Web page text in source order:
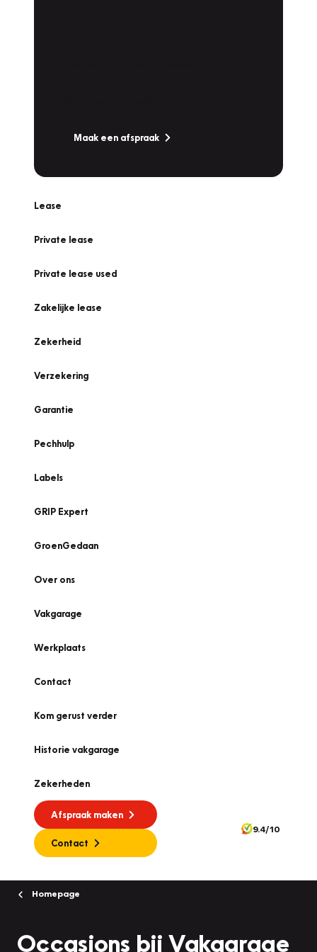
Maak een afspraak
Lease
Private lease
Private lease used
Zakelijke lease
Zekerheid
Verzekering
Garantie
Pechhulp
Labels
GRIP Expert
GroenGedaan
Over ons
Vakgarage
Werkplaats
Contact
Kom gerust verder
Historie vakgarage
Zekerheden
Afspraak maken
Contact
9.4/10
Homepage
Occasions bij Vakgarage